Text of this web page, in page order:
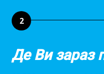
2
Де Ви зараз